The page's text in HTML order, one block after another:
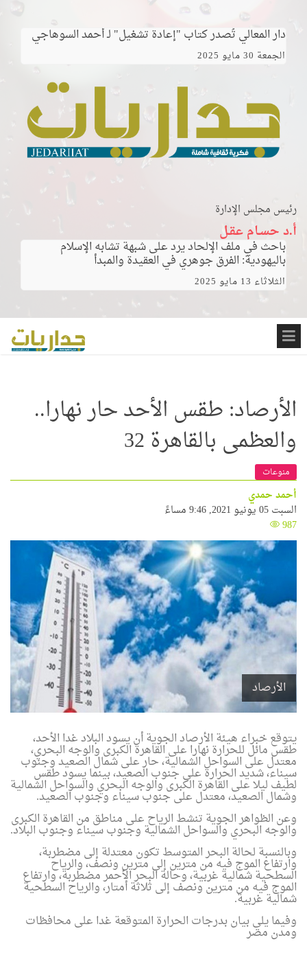
دار المعالي تُصدر كتاب "إعادة تشغيل" لـ أحمد السوهاجي
الجمعة 30 مايو 2025
رئيس مجلس الإدارة
أ.د حسـام عقـل
باحث في ملف الإلحاد يرد على شبهة تشابه الإسلام
باليهودية: الفرق جوهري في العقيدة والمبدأ
الثلاثاء 13 مايو 2025
الأرصاد: طقس الأحد حار نهارا..
والعظمى بالقاهرة 32
منوعات
أحمد حمدي
السبت 05 يونيو 2021, 9:46 مساءً
987
الأرصاد
يتوقع خبراء هيئة الأرصاد الجوية أن يسود البلاد غدا الأحد،
طقس مائل للحرارة نهارا على القاهرة الكبرى والوجه البحري،
معتدل على السواحل الشمالية، حار على شمال الصعيد وجنوب
سيناء، شديد الحرارة على جنوب الصعيد، بينما يسود طقس
لطيف ليلا على القاهرة الكبرى والوجه البحري والسواحل الشمالية
وشمال الصعيد، معتدل على جنوب سيناء وجنوب الصعيد.
وعن الظواهر الجوية تنشط الرياح على مناطق من القاهرة الكبرى
والوجه البحري والسواحل الشمالية وجنوب سيناء وجنوب البلاد.
وبالنسبة لحالة البحر المتوسط تكون معتدلة إلى مضطربة،
وارتفاع الموج فيه من مترين إلى مترين ونصف، والرياح
السطحية شمالية غربية، وحالة البحر الأحمر مضطربة، وارتفاع
الموج فيه من مترين ونصف إلى ثلاثة أمتار، والرياح السطحية
شمالية غربية.
وفيما يلي بيان بدرجات الحرارة المتوقعة غدا على محافظات
ومدن مصر